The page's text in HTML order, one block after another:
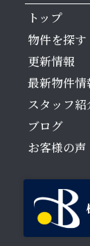
トップ
物件を探す
更新情報
最新物件情
スタッフ紹
ブログ
お客様の声